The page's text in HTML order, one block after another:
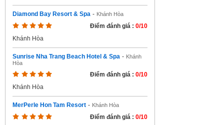
Diamond Bay Resort & Spa - Khánh Hòa
Điểm đánh giá : 0/10
Khánh Hòa
Sunrise Nha Trang Beach Hotel & Spa - Khánh
Hòa
Điểm đánh giá : 0/10
Khánh Hòa
MerPerle Hon Tam Resort - Khánh Hòa
Điểm đánh giá : 0/10